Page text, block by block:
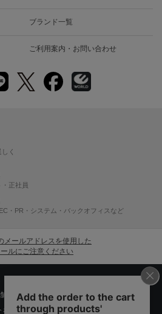
ブランド一覧
ご利用案内・お問い合わせ
く
正社員
・PR・システム・バックオフィスなど
メールアドレスを使用した
ルにご注意ください
検索 企業情報 株主優待制度
ポリシー プライバシーポリシー